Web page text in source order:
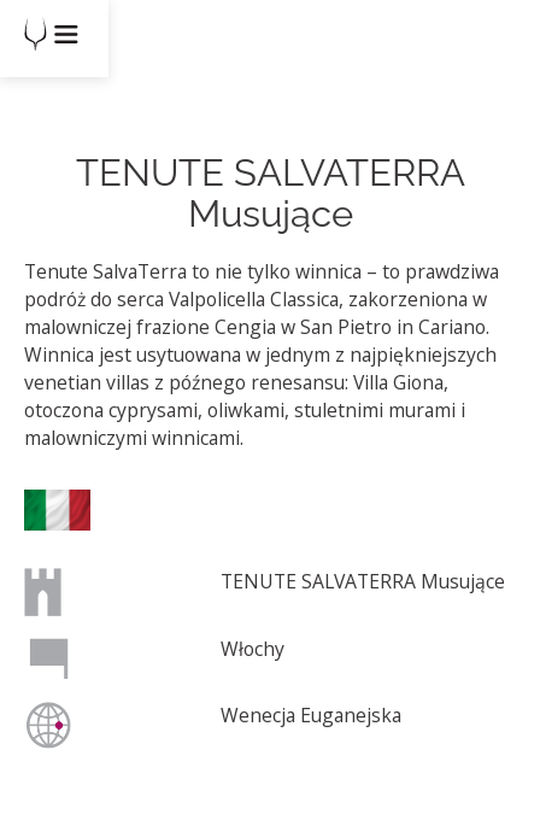
TENUTE SALVATERRA
Musujące
Tenute SalvaTerra to nie tylko winnica – to prawdziwa
podróż do serca Valpolicella Classica, zakorzeniona w
malowniczej frazione Cengia w San Pietro in Cariano.
Winnica jest usytuowana w jednym z najpiękniejszych
venetian villas z późnego renesansu: Villa Giona,
otoczona cyprysami, oliwkami, stuletnimi murami i
malowniczymi winnicami.
TENUTE SALVATERRA Musujące
Włochy
Wenecja Euganejska